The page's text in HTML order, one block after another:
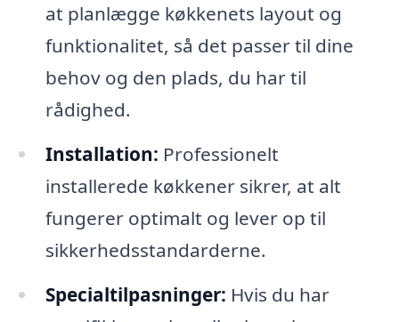
at planlægge køkkenets layout og
funktionalitet, så det passer til dine
behov og den plads, du har til
rådighed.
Installation: Professionelt
installerede køkkener sikrer, at alt
fungerer optimalt og lever op til
sikkerhedsstandarderne.
Specialtilpasninger: Hvis du har